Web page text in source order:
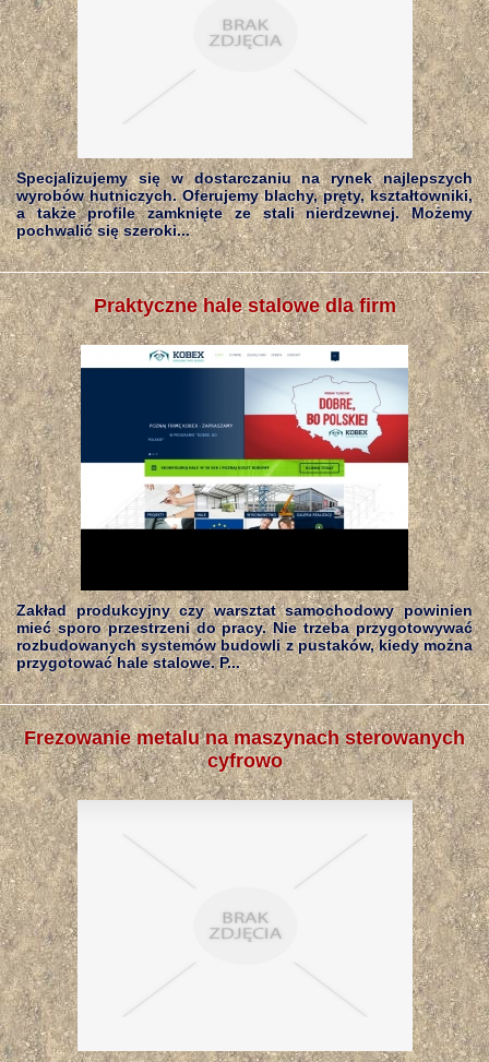
Specjalizujemy się w dostarczaniu na rynek najlepszych
wyrobów hutniczych. Oferujemy blachy, pręty, kształtowniki,
a także profile zamknięte ze stali nierdzewnej. Możemy
pochwalić się szeroki...
Praktyczne hale stalowe dla firm
Zakład produkcyjny czy warsztat samochodowy powinien
mieć sporo przestrzeni do pracy. Nie trzeba przygotowywać
rozbudowanych systemów budowli z pustaków, kiedy można
przygotować hale stalowe. P...
Frezowanie metalu na maszynach sterowanych
cyfrowo